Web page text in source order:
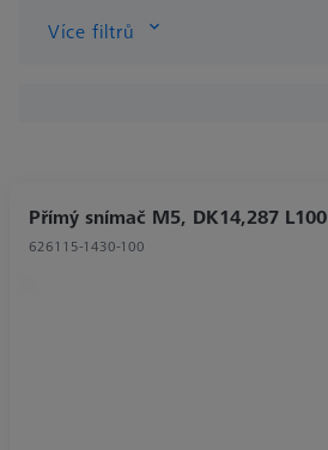
Více filtrů
Přímý snímač M5, DK14,287 L100
626115-1430-100